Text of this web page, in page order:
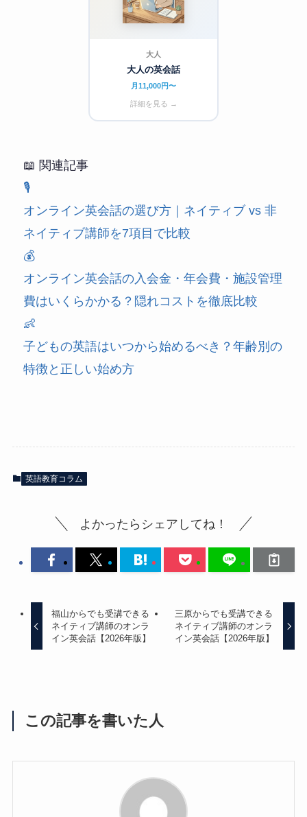
大人
大人の英会話
月11,000円〜
詳細を見る →
📖 関連記事
🎙️
オンライン英会話の選び方｜ネイティブ vs 非
ネイティブ講師を7項目で比較
💰
オンライン英会話の入会金・年会費・施設管理
費はいくらかかる？隠れコストを徹底比較
👶
子どもの英語はいつから始めるべき？年齢別の
特徴と正しい始め方
英語教育コラム
よかったらシェアしてね！
福山からでも受講できる
ネイティブ講師のオンラ
イン英会話【2026年版】
三原からでも受講できる
ネイティブ講師のオンラ
イン英会話【2026年版】
この記事を書いた人